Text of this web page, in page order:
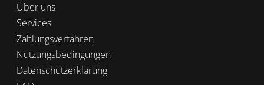
Über uns
Services
Zahlungsverfahren
Nutzungsbedingungen
Datenschutzerklärung